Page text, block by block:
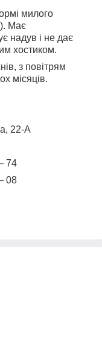
милого
Має
надув і не дає
хостиком.
з повітрям
місяців.
22-А
74
08